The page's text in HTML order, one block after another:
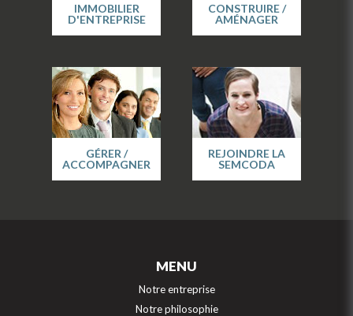
IMMOBILIER
D'ENTREPRISE
CONSTRUIRE /
AMÉNAGER
GÉRER /
ACCOMPAGNER
REJOINDRE LA
SEMCODA
MENU
Notre entreprise
Notre philosophie